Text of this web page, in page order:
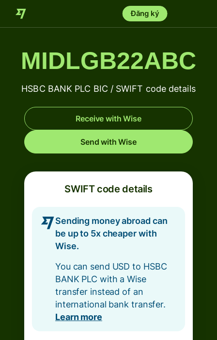
Đăng ký
MIDLGB22ABC
HSBC BANK PLC BIC / SWIFT code details
Receive with Wise
Send with Wise
SWIFT code details
Sending money abroad can
be up to 5x cheaper with
Wise.
You can send USD to HSBC
BANK PLC with a Wise
transfer instead of an
international bank transfer.
Learn more